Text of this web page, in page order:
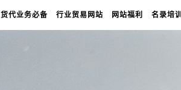
货代业务必备 行业贸易网站 网站福利 名录培训